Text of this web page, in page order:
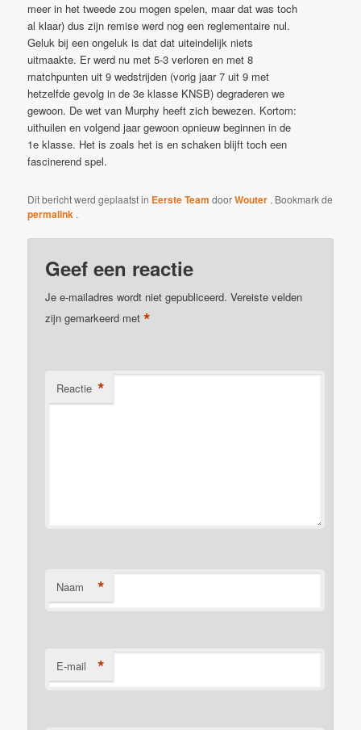
meer in het tweede zou mogen spelen, maar dat was toch
al klaar) dus zijn remise werd nog een reglementaire nul.
Geluk bij een ongeluk is dat dat uiteindelijk niets
uitmaakte. Er werd nu met 5-3 verloren en met 8
matchpunten uit 9 wedstrijden (vorig jaar 7 uit 9 met
hetzelfde gevolg in de 3e klasse KNSB) degraderen we
gewoon. De wet van Murphy heeft zich bewezen. Kortom:
uithuilen en volgend jaar gewoon opnieuw beginnen in de
1e klasse. Het is zoals het is en schaken blijft toch een
fascinerend spel.
Dit bericht werd geplaatst in Eerste Team doorWouter . Bookmark de
permalink .
Geef een reactie
Je e-mailadres wordt niet gepubliceerd. Vereiste velden
zijn gemarkeerd met*
Reactie *
Naam *
E-mail *